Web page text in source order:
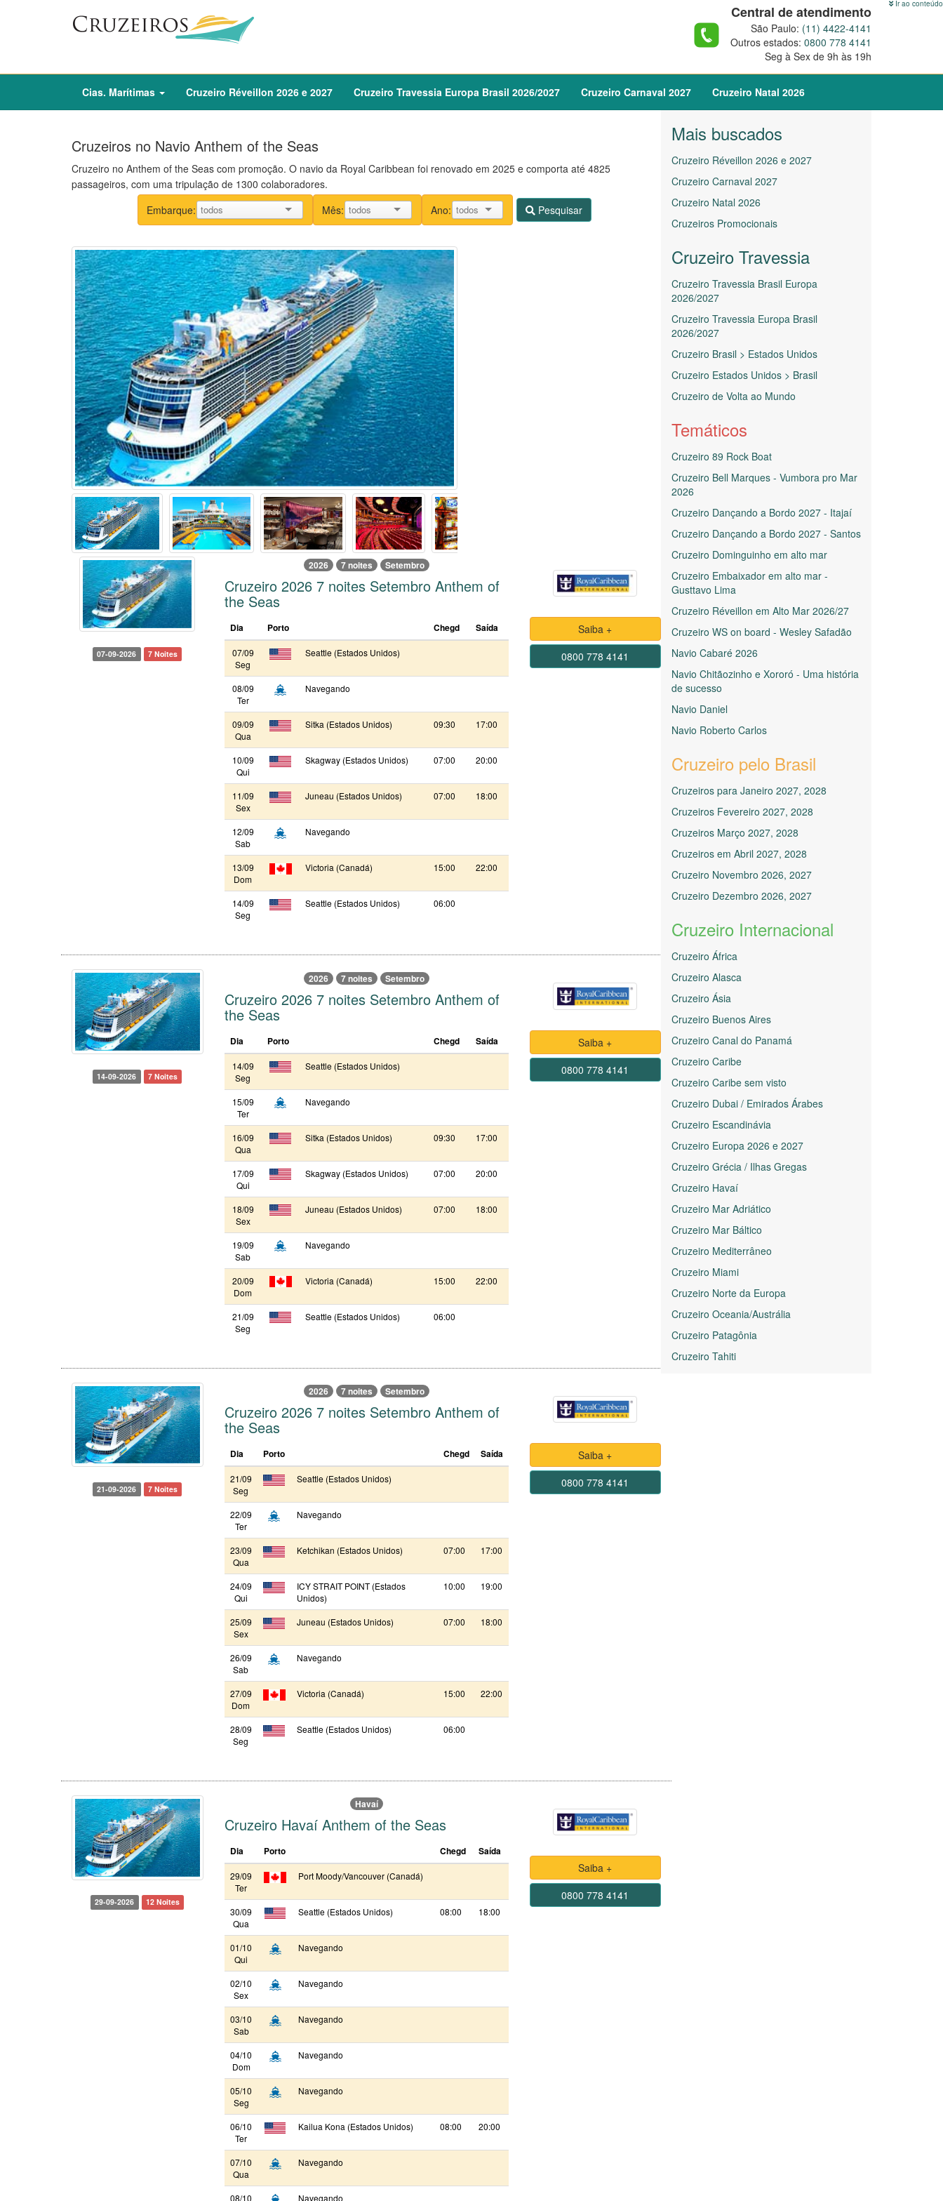
Ir ao conteúdo
Central de atendimento
São Paulo: (11) 4422-4141
Outros estados: 0800 778 4141
Seg à Sex de 9h às 19h
Cias. Marítimas Cruzeiro Réveillon 2026 e 2027 Cruzeiro Travessia Europa Brasil 2026/2027 Cruzeiro Carnaval 2027 Cruzeiro Natal 2026
Cruzeiros no Navio Anthem of the Seas
Cruzeiro no Anthem of the Seas com promoção. O navio da Royal Caribbean foi renovado em 2025 e comporta até 4825
passageiros, com uma tripulação de 1300 colaboradores.
Embarque:
Mês: Ano: Pesquisar
07-09-2026 7 Noites
2026 7 noites Setembro
Cruzeiro 2026 7 noites Setembro Anthem of
the Seas
Dia Porto Chegd Saída
07/09
Seg
Seattle (Estados Unidos)
08/09
Ter
Navegando
09/09
Qua
Sitka (Estados Unidos) 09:30 17:00
10/09
Qui
Skagway (Estados Unidos) 07:00 20:00
11/09
Sex
Juneau (Estados Unidos) 07:00 18:00
12/09
Sab
Navegando
13/09
Dom
Victoria (Canadá) 15:00 22:00
14/09
Seg
Seattle (Estados Unidos) 06:00
Saiba +
0800 778 4141
14-09-2026 7 Noites
2026 7 noites Setembro
Cruzeiro 2026 7 noites Setembro Anthem of
the Seas
Dia Porto Chegd Saída
14/09
Seg
Seattle (Estados Unidos)
15/09
Ter
Navegando
16/09
Qua
Sitka (Estados Unidos) 09:30 17:00
17/09
Qui
Skagway (Estados Unidos) 07:00 20:00
18/09
Sex
Juneau (Estados Unidos) 07:00 18:00
19/09
Sab
Navegando
20/09
Dom
Victoria (Canadá) 15:00 22:00
21/09
Seg
Seattle (Estados Unidos) 06:00
Saiba +
0800 778 4141
21-09-2026 7 Noites
2026 7 noites Setembro
Cruzeiro 2026 7 noites Setembro Anthem of
the Seas
Dia Porto Chegd Saída
21/09
Seg
Seattle (Estados Unidos)
22/09
Ter
Navegando
23/09
Qua
Ketchikan (Estados Unidos) 07:00 17:00
24/09
Qui
ICY STRAIT POINT (Estados
Unidos)
10:00 19:00
25/09
Sex
Juneau (Estados Unidos) 07:00 18:00
26/09
Sab
Navegando
27/09
Dom
Victoria (Canadá) 15:00 22:00
28/09
Seg
Seattle (Estados Unidos) 06:00
Saiba +
0800 778 4141
29-09-2026 12 Noites
Havaí
Cruzeiro Havaí Anthem of the Seas
Dia Porto Chegd Saída
29/09
Ter
Port Moody/Vancouver (Canadá)
30/09
Qua
Seattle (Estados Unidos) 08:00 18:00
01/10
Qui
Navegando
02/10
Sex
Navegando
03/10
Sab
Navegando
04/10
Dom
Navegando
05/10
Seg
Navegando
06/10
Ter
Kailua Kona (Estados Unidos) 08:00 20:00
07/10
Qua
Navegando
08/10 Navegando
Saiba +
0800 778 4141
Mais buscados
Cruzeiro Réveillon 2026 e 2027
Cruzeiro Carnaval 2027
Cruzeiro Natal 2026
Cruzeiros Promocionais
Cruzeiro Travessia
Cruzeiro Travessia Brasil Europa
2026/2027
Cruzeiro Travessia Europa Brasil
2026/2027
Cruzeiro Brasil > Estados Unidos
Cruzeiro Estados Unidos > Brasil
Cruzeiro de Volta ao Mundo
Temáticos
Cruzeiro 89 Rock Boat
Cruzeiro Bell Marques - Vumbora pro Mar
2026
Cruzeiro Dançando a Bordo 2027 - Itajaí
Cruzeiro Dançando a Bordo 2027 - Santos
Cruzeiro Dominguinho em alto mar
Cruzeiro Embaixador em alto mar -
Gusttavo Lima
Cruzeiro Réveillon em Alto Mar 2026/27
Cruzeiro WS on board - Wesley Safadão
Navio Cabaré 2026
Navio Chitãozinho e Xororó - Uma história
de sucesso
Navio Daniel
Navio Roberto Carlos
Cruzeiro pelo Brasil
Cruzeiros para Janeiro 2027, 2028
Cruzeiros Fevereiro 2027, 2028
Cruzeiros Março 2027, 2028
Cruzeiros em Abril 2027, 2028
Cruzeiro Novembro 2026, 2027
Cruzeiro Dezembro 2026, 2027
Cruzeiro Internacional
Cruzeiro África
Cruzeiro Alasca
Cruzeiro Ásia
Cruzeiro Buenos Aires
Cruzeiro Canal do Panamá
Cruzeiro Caribe
Cruzeiro Caribe sem visto
Cruzeiro Dubai / Emirados Árabes
Cruzeiro Escandinávia
Cruzeiro Europa 2026 e 2027
Cruzeiro Grécia / Ilhas Gregas
Cruzeiro Havaí
Cruzeiro Mar Adriático
Cruzeiro Mar Báltico
Cruzeiro Mediterrâneo
Cruzeiro Miami
Cruzeiro Norte da Europa
Cruzeiro Oceania/Austrália
Cruzeiro Patagônia
Cruzeiro Tahiti